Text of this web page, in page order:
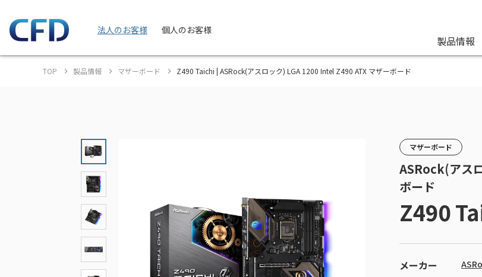
法人のお客様 個人のお客様
製品情報
TOP 製品情報 マザーボード Z490 Taichi | ASRock(アスロック) LGA 1200 Intel Z490 ATX マザーボード
マザーボード
ASRock(アス
ボード
Z490
メーカー